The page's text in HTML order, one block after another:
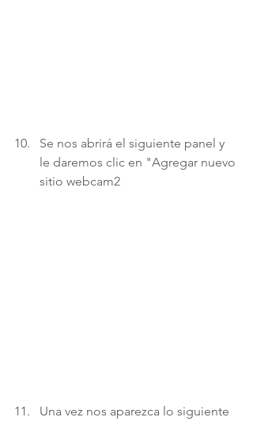
Se nos abrirá el siguiente panel y
le daremos clic en "Agregar nuevo
sitio webcam2
Una vez nos aparezca lo siguiente